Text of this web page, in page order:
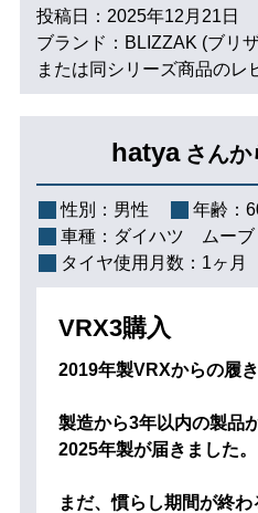
投稿日：2025年12月21日
ブランド：BLIZZAK (ブリ
または同シリーズ商品のレ
hatya さんか
性別： 男性 年齢：
車種： ダイハツ ムーブ
タイヤ使用月数： 1ヶ月
VRX3購入
2019年製VRXからの履
製造から3年以内の製品
2025年製が届きました。
まだ、慣らし期間が終